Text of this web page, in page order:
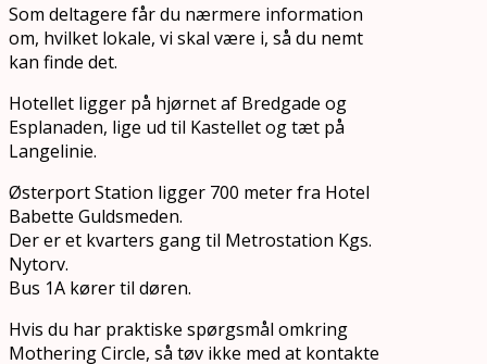
Som deltagere får du nærmere information
om, hvilket lokale, vi skal være i, så du nemt
kan finde det.
Hotellet ligger på hjørnet af Bredgade og
Esplanaden, lige ud til Kastellet og tæt på
Langelinie.
Østerport Station ligger 700 meter fra Hotel
Babette Guldsmeden.
Der er et kvarters gang til Metrostation Kgs.
Nytorv.
Bus 1A kører til døren.
Hvis du har praktiske spørgsmål omkring
Mothering Circle, så tøv ikke med at kontakte